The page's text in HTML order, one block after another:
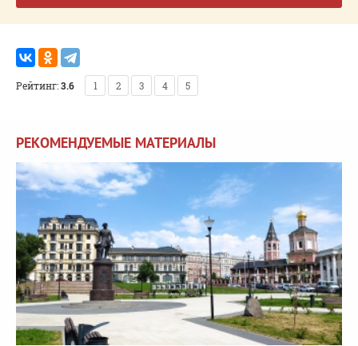
Рейтинг:3.6 1 2 3 4 5
РЕКОМЕНДУЕМЫЕ МАТЕРИАЛЫ